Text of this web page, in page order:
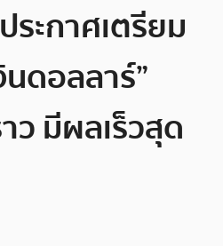
ระกาศเตรียม
ดอลลาร์”
ว มีผลเร็วสุด